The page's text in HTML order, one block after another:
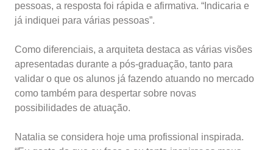
pessoas, a resposta foi rápida e afirmativa. “Indicaria e
já indiquei para várias pessoas”.
Como diferenciais, a arquiteta destaca as várias visões
apresentadas durante a pós-graduação, tanto para
validar o que os alunos já fazendo atuando no mercado
como também para despertar sobre novas
possibilidades de atuação.
Natalia se considera hoje uma profissional inspirada.